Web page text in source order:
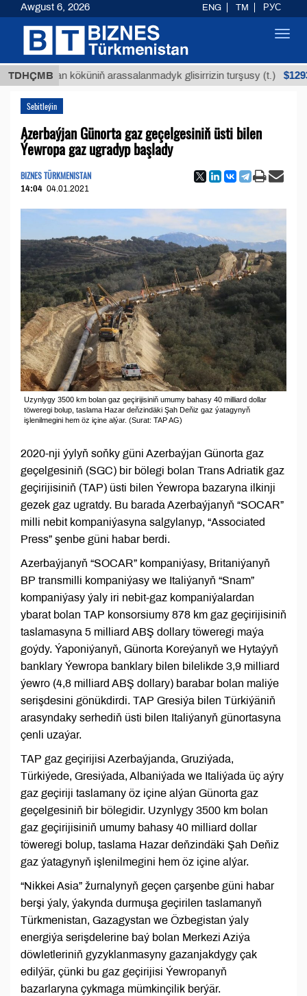
TDHÇMBköküniň arassalanmadyk glisirrizin turşusy (t.) $12935,18
Sebitleýin
Azerbaýjan Günorta gaz geçelgesiniň üsti bilen
Ýewropa gaz ugradyp başlady
BIZNES TÜRKMENISTAN
14:04 04.01.2021
Uzynlygy 3500 km bolan gaz geçirijisiniň umumy bahasy 40 milliard dollar
töweregi bolup, taslama Hazar deňzindäki Şah Deňiz gaz ýatagynyň
işlenilmegini hem öz içine alýar. (Surat: TAP AG)
2020-nji ýylyň soňky güni Azerbaýjan Günorta gaz
geçelgesiniň (SGC) bir bölegi bolan Trans Adriatik gaz
geçirijisiniň (TAP) üsti bilen Ýewropa bazaryna ilkinji
gezek gaz ugratdy. Bu barada Azerbaýjanyň “SOCAR”
milli nebit kompaniýasyna salgylanyp, “Associated
Press” şenbe güni habar berdi.
Azerbaýjanyň “SOCAR” kompaniýasy, Britaniýanyň
BP transmilli kompaniýasy we Italiýanyň “Snam”
kompaniýasy ýaly iri nebit-gaz kompaniýalardan
ybarat bolan TAP konsorsiumy 878 km gaz geçirijisiniň
taslamasyna 5 milliard ABŞ dollary töweregi maýa
goýdy. Ýaponiýanyň, Günorta Koreýanyň we Hytaýyň
banklary Ýewropa banklary bilen bilelikde 3,9 milliard
ýewro (4,8 milliard ABŞ dollary) barabar bolan maliýe
serişdesini gönükdirdi. TAP Gresiýa bilen Türkiýäniň
arasyndaky serhediň üsti bilen Italiýanyň günortasyna
çenli uzaýar.
TAP gaz geçirijisi Azerbaýjanda, Gruziýada,
Türkiýede, Gresiýada, Albaniýada we Italiýada üç aýry
gaz geçiriji taslamany öz içine alýan Günorta gaz
geçelgesiniň bir bölegidir. Uzynlygy 3500 km bolan
gaz geçirijisiniň umumy bahasy 40 milliard dollar
töweregi bolup, taslama Hazar deňzindäki Şah Deňiz
gaz ýatagynyň işlenilmegini hem öz içine alýar.
“Nikkei Asia” žurnalynyň geçen çarşenbe güni habar
berşi ýaly, ýakynda durmuşa geçirilen taslamanyň
Türkmenistan, Gazagystan we Özbegistan ýaly
energiýa serişdelerine baý bolan Merkezi Aziýa
döwletleriniň gyzyklanmasyny gazanjakdygy çak
edilýär, çünki bu gaz geçirijisi Ýewropanyň
bazarlaryna çykmaga mümkinçilik berýär.
Awgust 6, 2026 ENG TM РУС